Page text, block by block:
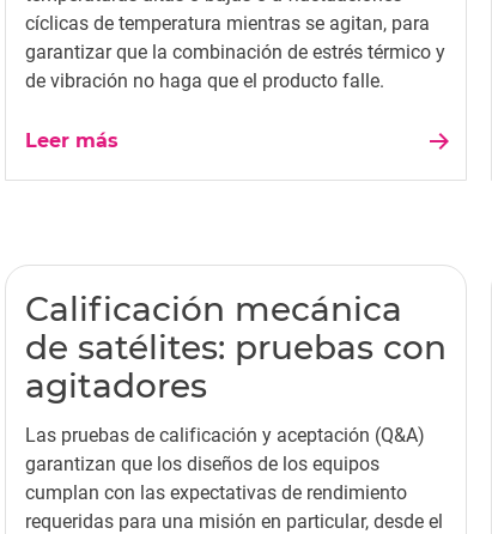
cíclicas de temperatura mientras se agitan, para
garantizar que la combinación de estrés térmico y
de vibración no haga que el producto falle.
Leer más
Calificación mecánica
de satélites: pruebas con
agitadores
Las pruebas de calificación y aceptación (Q&A)
garantizan que los diseños de los equipos
cumplan con las expectativas de rendimiento
requeridas para una misión en particular, desde el